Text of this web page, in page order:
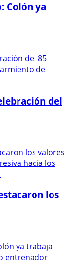
Colón ya
del
los